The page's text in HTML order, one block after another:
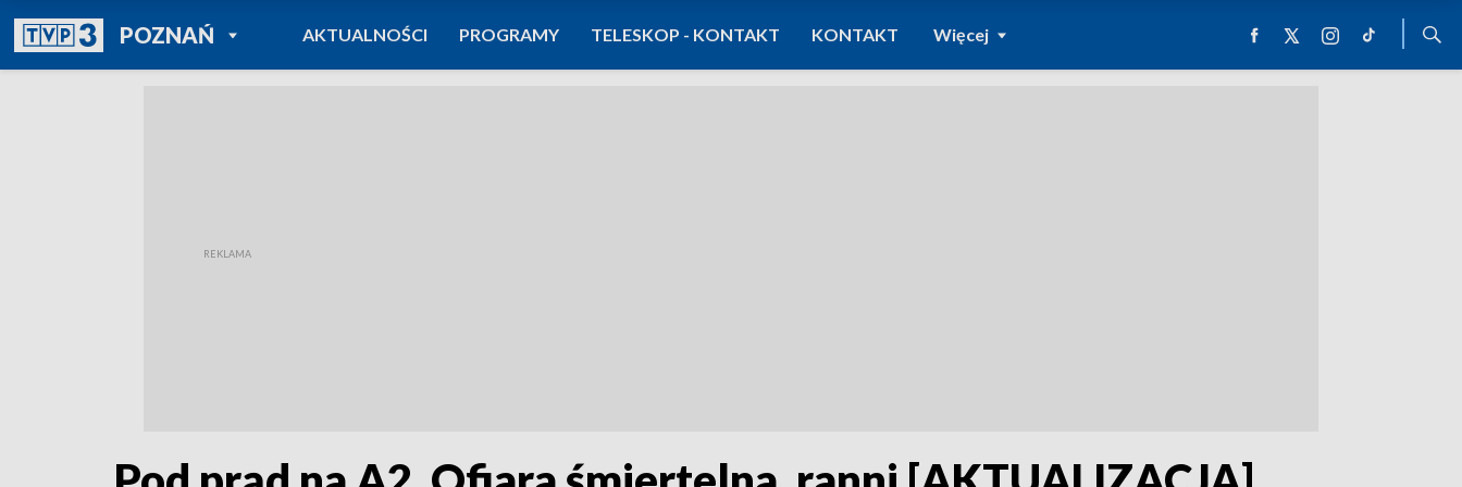
POZNAŃPOWRÓT DO
TVP REGIONY
AKTUALNOŚCI PROGRAMY TELESKOP - KONTAKT KONTAKT Więcej